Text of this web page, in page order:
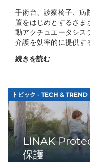
手術台、診察椅子、病
置をはじめとするさま
動アクチュエータシス
介護を効率的に提供す
続きを読む
トピック - TECH & TREND
LINAK
保護